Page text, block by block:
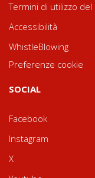
Termini di utilizzo del
Accessibilità
WhistleBlowing
Preferenze cookie
SOCIAL
Facebook
Instagram
X